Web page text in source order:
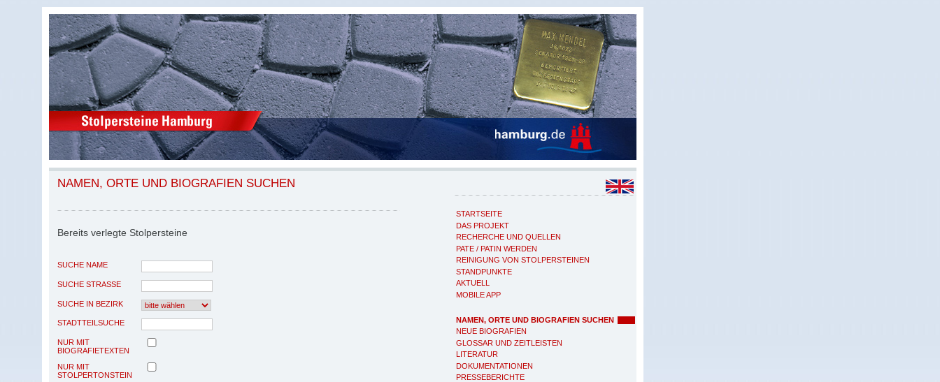
STARTSEITE
DAS PROJEKT
RECHERCHE UND QUELLEN
PATE / PATIN WERDEN
REINIGUNG VON STOLPERSTEINEN
STANDPUNKTE
AKTUELL
MOBILE APP
NAMEN, ORTE UND BIOGRAFIEN SUCHEN
NEUE BIOGRAFIEN
GLOSSAR UND ZEITLEISTEN
LITERATUR
DOKUMENTATIONEN
PRESSEBERICHTE
NAMEN, ORTE UND BIOGRAFIEN SUCHEN
Bereits verlegte Stolpersteine
SUCHE NAME
SUCHE STRASSE
SUCHE IN BEZIRK
STADTTEILSUCHE
NUR MIT
BIOGRAFIETEXTEN
NUR MIT
STOLPERTONSTEIN